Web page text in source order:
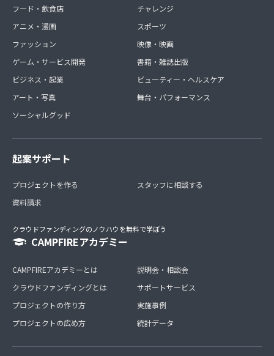
フード・飲食店
アニメ・漫画
ファッション
ゲーム・サービス開発
ビジネス・起業
アート・写真
ソーシャルグッド
チャレンジ
スポーツ
映像・映画
書籍・雑誌出版
ビューティー・ヘルスケア
舞台・パフォーマンス
起案サポート
プロジェクトを作る
資料請求
スタッフに相談する
クラウドファンディングのノウハウを無料で学ぼう
CAMPFIREアカデミー
CAMPFIREアカデミーとは
クラウドファンディングとは
プロジェクトの作り方
プロジェクトの広め方
説明会・相談会
サポートサービス
実施事例
統計データ